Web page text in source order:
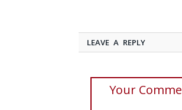
LEAVE A REPLY